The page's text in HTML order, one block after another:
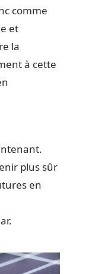
comme
et
la
à cette
plus sûr
en